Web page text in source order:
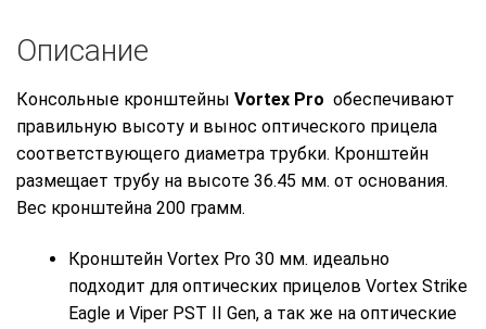
Описание
Консольные кронштейны Vortex Pro обеспечивают
правильную высоту и вынос оптического прицела
соответствующего диаметра трубки. Кронштейн
размещает трубу на высоте 36.45 мм. от основания.
Вес кронштейна 200 грамм.
Кронштейн Vortex Pro 30 мм. идеально
подходит для оптических прицелов Vortex Strike
Eagle и Viper PST II Gen, а так же на оптические